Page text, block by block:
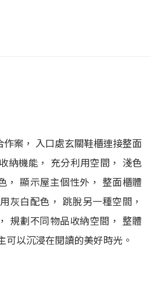
作案， 入口處玄關鞋櫃連接整面
納機能， 充分利用空間， 淺色
， 顯示屋主個性外， 整面櫃體
灰白配色， 跳脫另一種空間，
規劃不同物品收納空間， 整體
可以沉浸在閱讀的美好時光。